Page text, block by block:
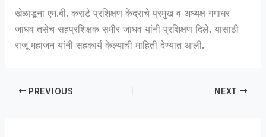
खेळाडूंना एम.बी. कराटे प्रशिक्षण केंद्राचे प्रमुख व अध्यक्ष गंगाधर
जाधव तसेच सहप्रशिक्षक समीर जाधव यांनी प्रशिक्षण दिले. यासाठी
राजू महाजन यांनी सहकार्य केल्याची माहिती देण्यात आली.
PREVIOUS NEXT